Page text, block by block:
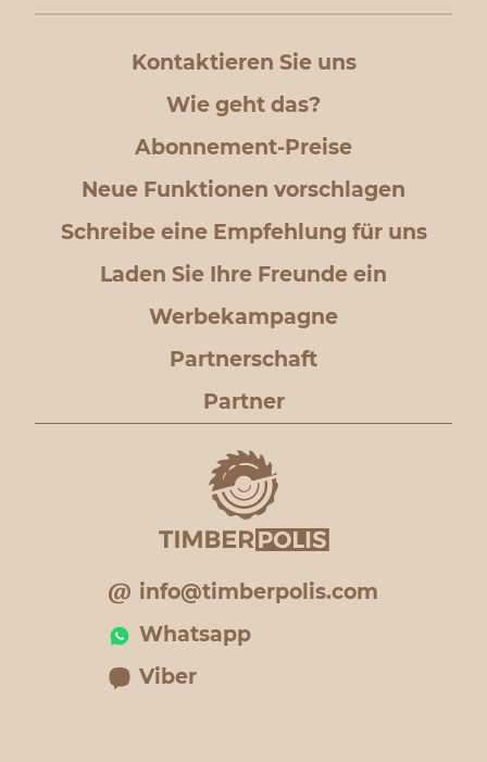
Kontaktieren Sie uns
Wie geht das?
Abonnement-Preise
Neue Funktionen vorschlagen
Schreibe eine Empfehlung für uns
Laden Sie Ihre Freunde ein
Werbekampagne
Partnerschaft
Partner
info@timberpolis.com
Whatsapp
Viber